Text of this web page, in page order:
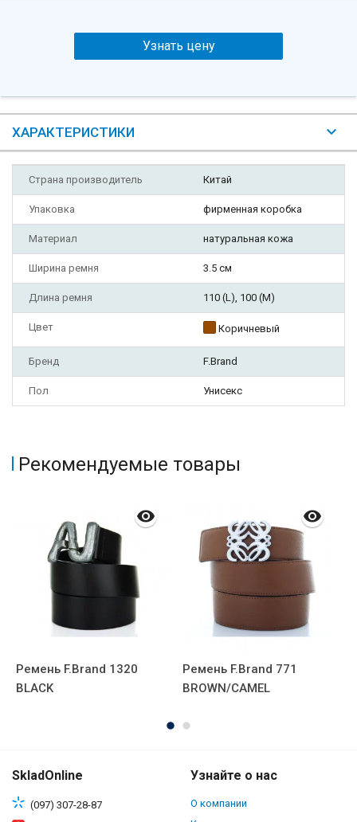
Узнать цену
ХАРАКТЕРИСТИКИ
Страна производитель Китай
Упаковка фирменная коробка
Материал натуральная кожа
Ширина ремня 3.5 см
Длина ремня 110 (L), 100 (M)
Цвет Коричневый
Бренд F.Brand
Пол Унисекс
Рекомендуемые товары
Ремень F.Brand 1320
BLACK
Ремень F.Brand 771
BROWN/CAMEL
SkladOnline
(097) 307-28-87
Узнайте о нас
О компании